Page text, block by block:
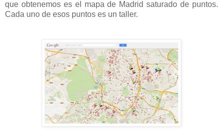
que obtenemos es el mapa de Madrid saturado de puntos.
Cada uno de esos puntos es un taller.